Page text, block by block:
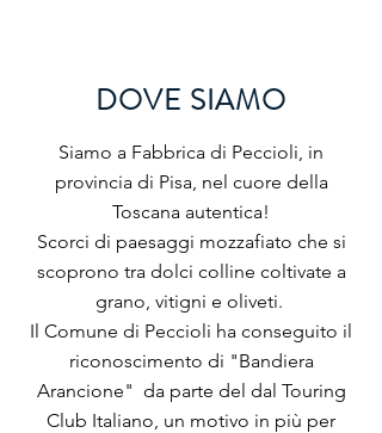
DOVE SIAMO
Siamo a Fabbrica di Peccioli, in
provincia di Pisa, nel cuore della
Toscana autentica!
Scorci di paesaggi mozzafiato che si
scoprono tra dolci colline coltivate a
grano, vitigni e oliveti.
Il Comune di Peccioli ha conseguito il
riconoscimento di "Bandiera
Arancione" da parte del dal Touring
Club Italiano, un motivo in più per